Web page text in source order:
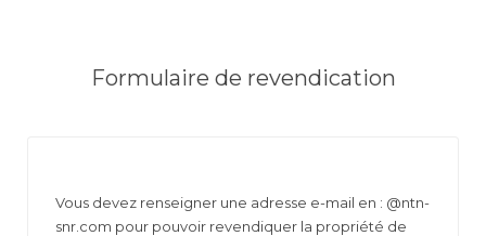
Formulaire de revendication
Vous devez renseigner une adresse e-mail en : @ntn-
snr.com pour pouvoir revendiquer la propriété de